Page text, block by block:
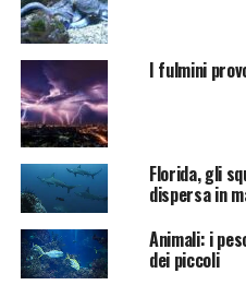
italiano.
Unnuovo studio rivela le
CoV2nel nostro organismo.
alcuniscienziati italiani
“Nature Cell Biology”,
Dnae l’invecchiamento
Covid, uno
I fulmini
Florida, gli
dispersa in
Animali: i
dei piccoli